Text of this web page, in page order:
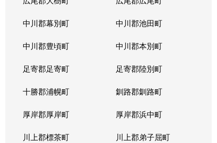
中川郡幕別町 中川郡池田町
中川郡豊頃町 中川郡本別町
足寄郡足寄町 足寄郡陸別町
十勝郡浦幌町 釧路郡釧路町
厚岸郡厚岸町 厚岸郡浜中町
川上郡標茶町 川上郡弟子屈町